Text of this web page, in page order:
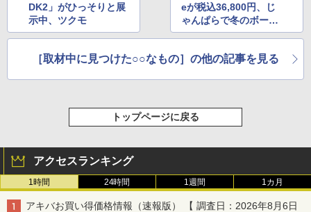
DK2」がひっそりと展
示中、ツクモ
eが税込36,800円、じ
ゃんぱらで冬のボーナ
スセールが開催中
［取材中に見つけた○○なもの］の他の記事を見る
トップページに戻る
アクセスランキング
1時間 24時間 1週間 1カ月
アキバお買い得価格情報（速報版） 【 調査日：2026年8月6日